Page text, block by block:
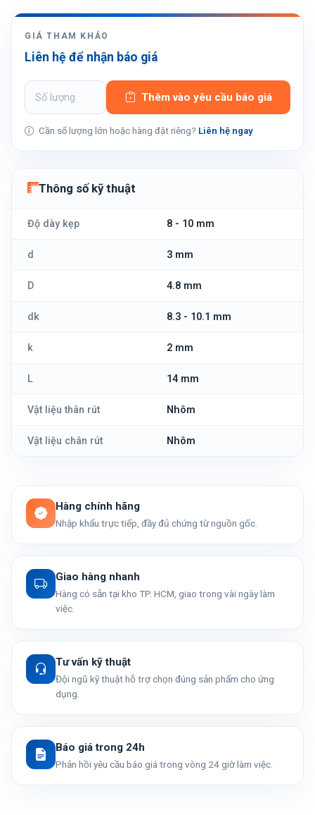
GIÁ THAM KHẢO
Liên hệ để nhận báo giá
Thêm vào yêu cầu báo giá
Cần số lượng lớn hoặc hàng đặt riêng? Liên hệ ngay
Thông số kỹ thuật
Độ dày kẹp 8 - 10 mm
d 3 mm
D 4.8 mm
dk 8.3 - 10.1 mm
k 2 mm
L 14 mm
Vật liệu thân rút Nhôm
Vật liệu chân rút Nhôm
Hàng chính hãng
Nhập khẩu trực tiếp, đầy đủ chứng từ nguồn gốc.
Giao hàng nhanh
Hàng có sẵn tại kho TP. HCM, giao trong vài ngày làm
việc.
Tư vấn kỹ thuật
Đội ngũ kỹ thuật hỗ trợ chọn đúng sản phẩm cho ứng
dụng.
Báo giá trong 24h
Phản hồi yêu cầu báo giá trong vòng 24 giờ làm việc.